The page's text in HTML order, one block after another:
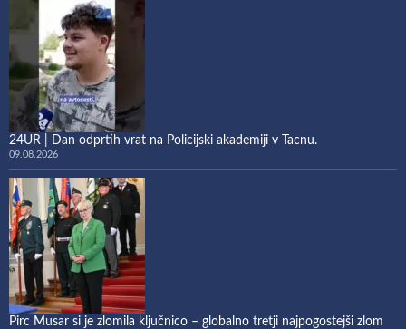
24UR | Dan odprtih vrat na Policijski akademiji v Tacnu.
09.08.2026
Pirc Musar si je zlomila ključnico – globalno tretji najpogostejši zlom